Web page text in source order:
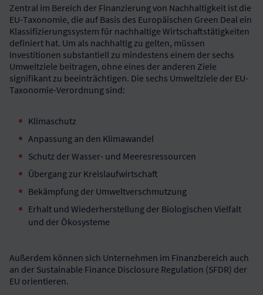
Zentral im Bereich der Finanzierung von Nachhaltigkeit ist die
EU-Taxonomie, die auf Basis des Europäischen Green Deal ein
Klassifizierungssystem für nachhaltige Wirtschaftstätigkeiten
definiert hat. Um als nachhaltig zu gelten, müssen
Investitionen substantiell zu mindestens einem der sechs
Umweltziele beitragen, ohne eines der anderen Ziele
signifikant zu beeinträchtigen. Die sechs Umweltziele der EU-
Taxonomie-Verordnung sind:
Klimaschutz
Anpassung an den Klimawandel
Schutz der Wasser- und Meeresressourcen
Übergang zur Kreislaufwirtschaft
Bekämpfung der Umweltverschmutzung
Erhalt und Wiederherstellung der Biologischen Vielfalt
und der Ökosysteme
Außerdem können sich Unternehmen im Finanzbereich auch
an der Sustainable Finance Disclosure Regulation (SFDR) der
EU orientieren.